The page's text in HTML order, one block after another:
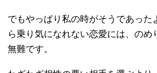
でもやっぱり私の時がそうであった
ら乗り気になれない恋愛には、のめ
無難です。